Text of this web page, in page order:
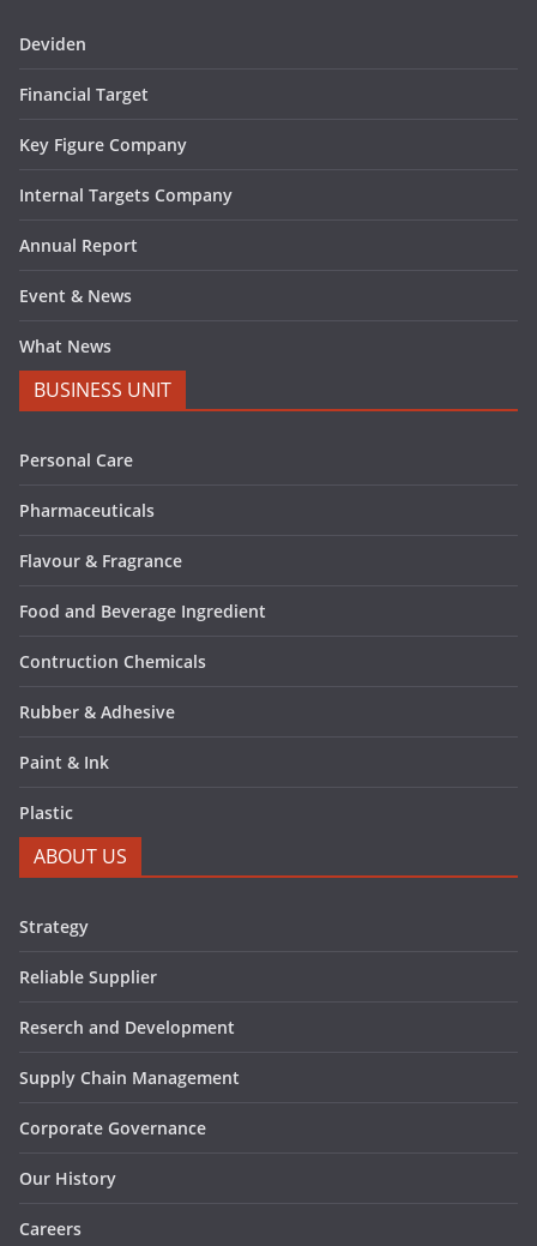
Deviden
Financial Target
Key Figure Company
Internal Targets Company
Annual Report
Event & News
What News
BUSINESS UNIT
Personal Care
Pharmaceuticals
Flavour & Fragrance
Food and Beverage Ingredient
Contruction Chemicals
Rubber & Adhesive
Paint & Ink
Plastic
ABOUT US
Strategy
Reliable Supplier
Reserch and Development
Supply Chain Management
Corporate Governance
Our History
Careers